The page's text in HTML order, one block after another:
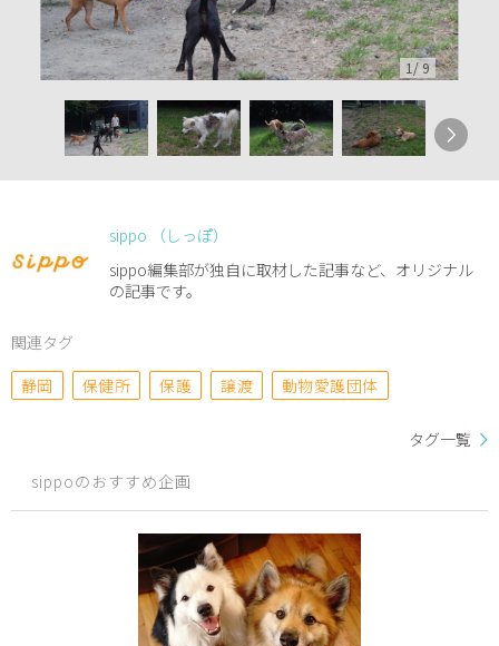
1/9
sippo （しっぽ）
sippo編集部が独自に取材した記事など、オリジナル
の記事です。
関連タグ
静岡
保健所 保護 譲渡 動物愛護団体
タグ一覧
sippoのおすすめ企画